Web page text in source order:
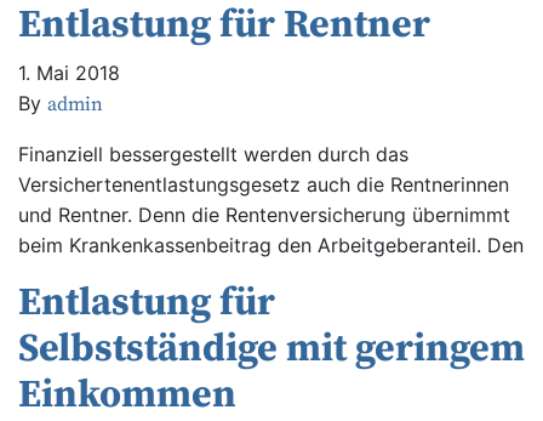
Entlastung für Rentner
1. Mai 2018
By admin
Finanziell bessergestellt werden durch das
Versichertenentlastungsgesetz auch die Rentnerinnen
und Rentner. Denn die Rentenversicherung übernimmt
beim Krankenkassenbeitrag den Arbeitgeberanteil. Den
Entlastung für
Selbstständige mit geringem
Einkommen